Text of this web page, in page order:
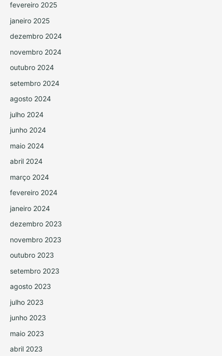
fevereiro 2025
janeiro 2025
dezembro 2024
novembro 2024
outubro 2024
setembro 2024
agosto 2024
julho 2024
junho 2024
maio 2024
abril 2024
março 2024
fevereiro 2024
janeiro 2024
dezembro 2023
novembro 2023
outubro 2023
setembro 2023
agosto 2023
julho 2023
junho 2023
maio 2023
abril 2023